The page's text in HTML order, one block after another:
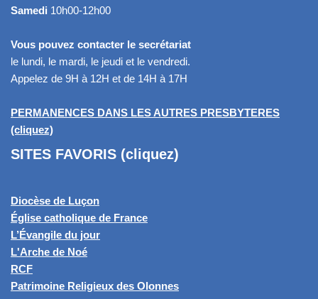
Samedi 10h00-12h00
Vous pouvez contacter le secrétariat
le lundi, le mardi, le jeudi et le vendredi.
Appelez de 9H à 12H et de 14H à 17H
PERMANENCES DANS LES AUTRES PRESBYTERES
(cliquez)
SITES FAVORIS (cliquez)
Diocèse de Luçon
Église catholique de France
L’Évangile du jour
L'Arche de Noé
RCF
Patrimoine Religieux des Olonnes